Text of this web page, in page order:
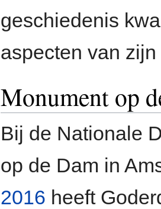
geschiedenis
aspecten van
Monument op
Bij de Nationale
op de Dam in
2016 heeft